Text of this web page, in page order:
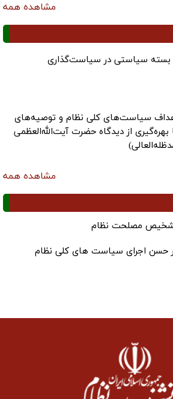
مشاهده همه
بسته سیاستی در سیاست‌گذاری
سیاست‌های کلی نظام و توصیه‌های
از دیدگاه حضرت آیت‌الله‌العظمی
مشاهده همه
مصلحت نظام
حسن اجرای سیاست های کلی نظام